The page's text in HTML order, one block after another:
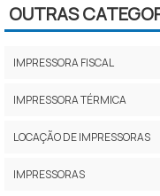
IMPRESSORA TÉRMICA
IMPRESSORA TÉRMICA DE
IMPRESSORA DE ETIQUETAS
IMPRESSORA ETIQUETA
IMPRESSORA TÉRMICA
OUTRAS
IMPRESSORA FISCAL
IMPRESSORA TÉRMICA
LOCAÇÃO DE IMPRESSORAS
IMPRESSORAS